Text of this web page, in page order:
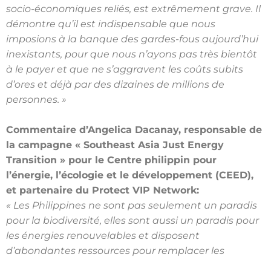
socio-économiques reliés, est extrêmement grave. Il
démontre qu’il est indispensable que nous
imposions à la banque des gardes-fous aujourd’hui
inexistants, pour que nous n’ayons pas très bientôt
à le payer et que ne s’aggravent les coûts subits
d’ores et déjà par des dizaines de millions de
personnes. »
Commentaire d’Angelica Dacanay, responsable de
la campagne « Southeast Asia Just Energy
Transition » pour le Centre philippin pour
l’énergie, l’écologie et le développement (CEED),
et partenaire du Protect VIP Network:
« Les Philippines ne sont pas seulement un paradis
pour la biodiversité, elles sont aussi un paradis pour
les énergies renouvelables et disposent
d’abondantes ressources pour remplacer les